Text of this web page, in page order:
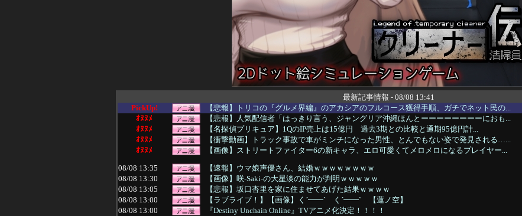
最新記事情報 - 08/08 13:41
PickUp!
【悲報】トリコの『グルメ界編』のアカシアのフルコース獲得手順、ガチでネット民の...
ｵﾇﾇﾒ
【悲報】人気配信者「はっきり言う、ジャングリア沖縄ほんとーーーーーーーーにおも...
ｵﾇﾇﾒ
【名探偵プリキュア】1QのIP売上は15億円 過去3期との比較と通期95億円計...
ｵﾇﾇﾒ
【衝撃動画】トラック事故で車がミンチになった男性、とんでもない姿で発見される…...
ｵﾇﾇﾒ
【画像】ストリートファイター6の新キャラ、エロ可愛くてメロメロになるプレイヤー...
08/08 13:35
【速報】ウマ娘声優さん、結婚ｗｗｗｗｗｗｗｗ
08/08 13:30
【画像】咲-Saki-の大星淡の能力が判明ｗｗｗｗｗ
08/08 13:05
【悲報】坂口杏里を家に住ませてあげた結果ｗｗｗｗ
08/08 13:00
【ラブライブ！】【画像】く´━━`ゝく´━━`ゝ【蓮ノ空】
08/08 13:00
『Destiny Unchain Online』TVアニメ化決定！！！！